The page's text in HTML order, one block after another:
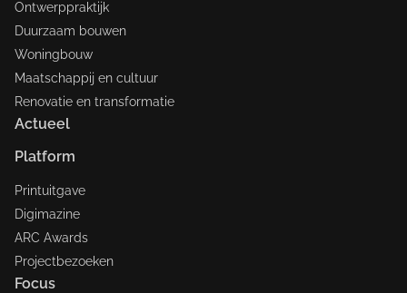
Ontwerppraktijk
Duurzaam bouwen
Woningbouw
Maatschappij en cultuur
Renovatie en transformatie
Actueel
Platform
Printuitgave
Digimazine
ARC Awards
Projectbezoeken
Focus